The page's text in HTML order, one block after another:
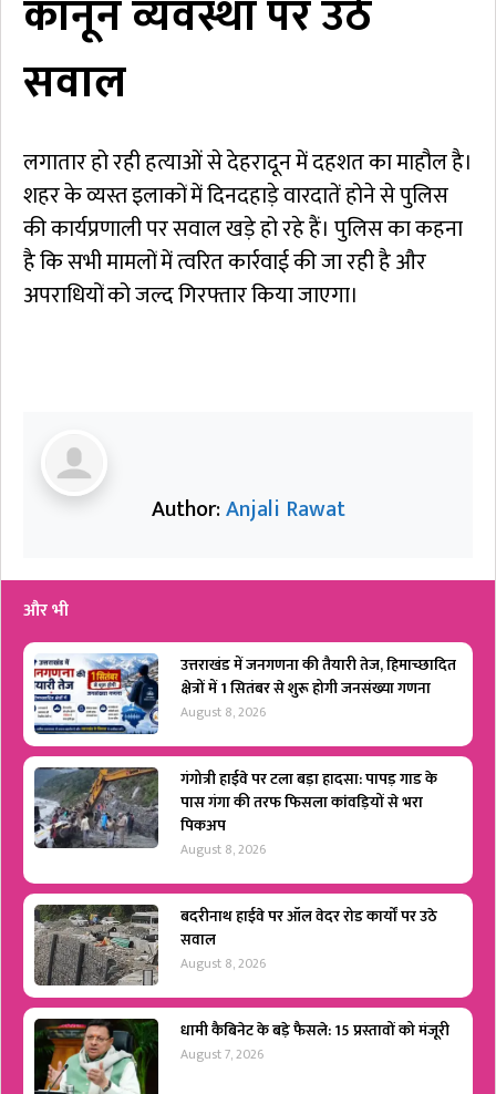
कानून व्यवस्था पर उठे
सवाल
लगातार हो रही हत्याओं से देहरादून में दहशत का माहौल है।
शहर के व्यस्त इलाकों में दिनदहाड़े वारदातें होने से पुलिस
की कार्यप्रणाली पर सवाल खड़े हो रहे हैं। पुलिस का कहना
है कि सभी मामलों में त्वरित कार्रवाई की जा रही है और
अपराधियों को जल्द गिरफ्तार किया जाएगा।
Author:Anjali Rawat
और भी
उत्तराखंड में जनगणना की तैयारी तेज, हिमाच्छादित
क्षेत्रों में 1 सितंबर से शुरू होगी जनसंख्या गणना
August 8, 2026
गंगोत्री हाईवे पर टला बड़ा हादसा: पापड़ गाड के
पास गंगा की तरफ फिसला कांवड़ियों से भरा
पिकअप
August 8, 2026
बदरीनाथ हाईवे पर ऑल वेदर रोड कार्यों पर उठे
सवाल
August 8, 2026
धामी कैबिनेट के बड़े फैसले: 15 प्रस्तावों को मंजूरी
August 7, 2026